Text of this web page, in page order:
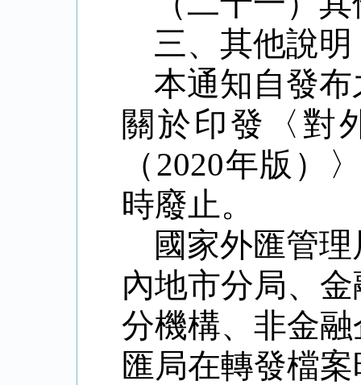
三、其他說明
本通知自發
關於印發
〈 對
（2020年版）
時廢止。
國家外匯管
內地市分局、
分機構、非金
匯局在轉發檔